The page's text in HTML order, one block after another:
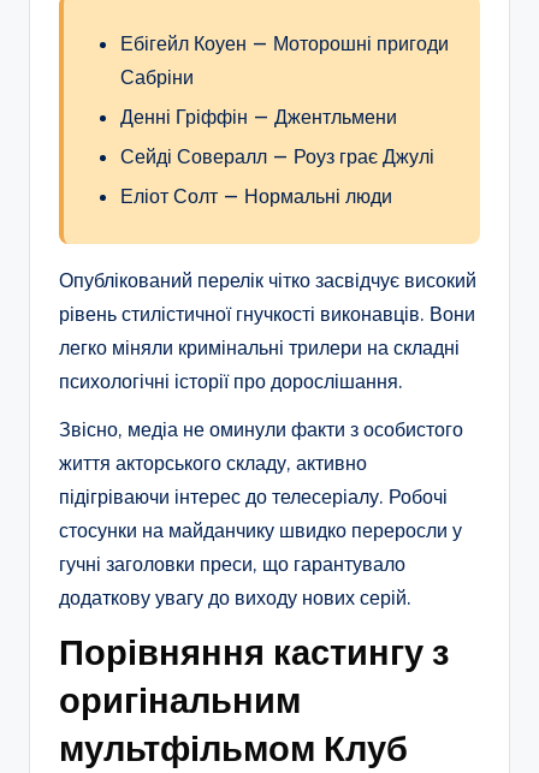
Ебігейл Коуен — Моторошні пригоди
Сабріни
Денні Гріффін — Джентльмени
Сейді Совералл — Роуз грає Джулі
Еліот Солт — Нормальні люди
Опублікований перелік чітко засвідчує високий
рівень стилістичної гнучкості виконавців. Вони
легко міняли кримінальні трилери на складні
психологічні історії про дорослішання.
Звісно, медіа не оминули факти з особистого
життя акторського складу, активно
підігріваючи інтерес до телесеріалу. Робочі
стосунки на майданчику швидко переросли у
гучні заголовки преси, що гарантувало
додаткову увагу до виходу нових серій.
Порівняння кастингу з
оригінальним
мультфільмом Клуб